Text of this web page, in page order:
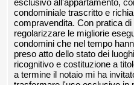
esclusivo all'appartamento,
condominiale trascritto e
compravendita. Con pratica
regolarizzare le migliorie
condomini che nel tempo
preso atto dello stato dei
ricognitivo e costituzione a
a termine il notaio mi ha